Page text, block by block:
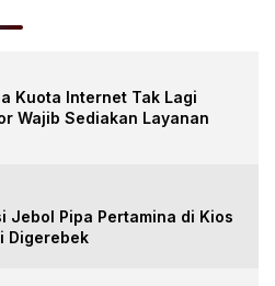
Kuota Internet Tak Lagi
Wajib Sediakan Layanan
Jebol Pipa Pertamina di Kios
Digerebek